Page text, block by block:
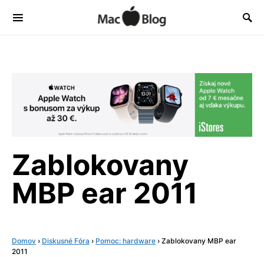
Zablokovany
MBP ear 2011
Domov › Diskusné Fóra › Pomoc: hardware › Zablokovany MBP ear
2011